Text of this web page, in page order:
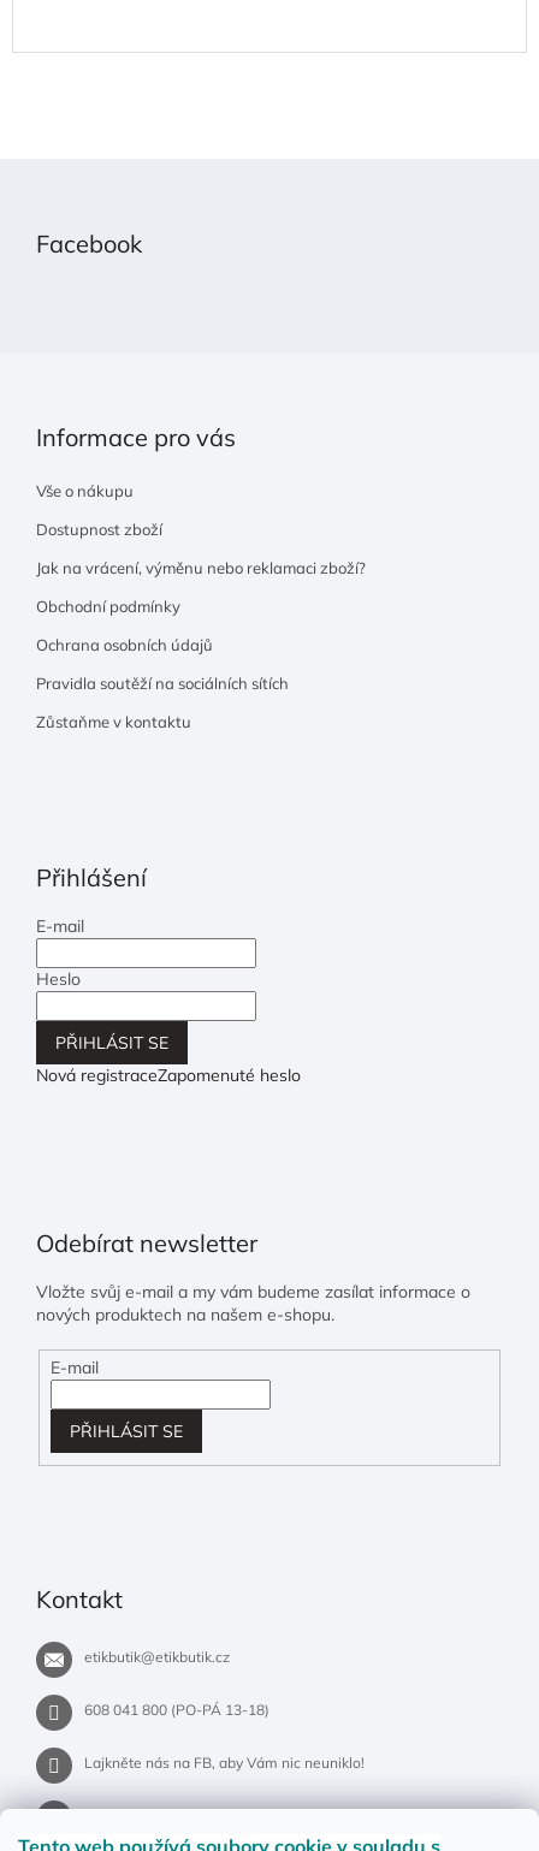
Tento web používá soubory cookie v souladu s
Facebook
Informace pro vás
Vše o nákupu
Dostupnost zboží
Jak na vrácení, výměnu nebo reklamaci zboží?
Obchodní podmínky
Ochrana osobních údajů
Pravidla soutěží na sociálních sítích
Zůstaňme v kontaktu
Přihlášení
E-mail
Heslo
PŘIHLÁSIT SE
Nová registraceZapomenuté heslo
Odebírat newsletter
Vložte svůj e-mail a my vám budeme zasílat informace o
nových produktech na našem e-shopu.
E-mail
PŘIHLÁSIT SE
Kontakt
etikbutik@etikbutik.cz
608 041 800 (PO-PÁ 13-18)
Lajkněte nás na FB, aby Vám nic neuniklo!